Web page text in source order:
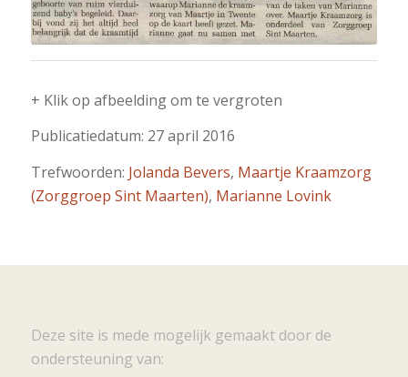
+ Klik op afbeelding om te vergroten
Publicatiedatum: 27 april 2016
Trefwoorden: Jolanda Bevers, Maartje Kraamzorg
(Zorggroep Sint Maarten), Marianne Lovink
Deze site is mede mogelijk gemaakt door de
ondersteuning van: